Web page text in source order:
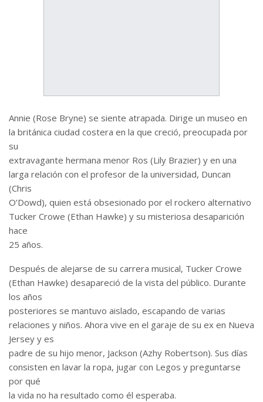
Annie (Rose Bryne) se siente atrapada. Dirige un museo en
la británica ciudad costera en la que creció, preocupada por
su
extravagante hermana menor Ros (Lily Brazier) y en una
larga relación con el profesor de la universidad, Duncan
(Chris
O’Dowd), quien está obsesionado por el rockero alternativo
Tucker Crowe (Ethan Hawke) y su misteriosa desaparición
hace
25 años.
Después de alejarse de su carrera musical, Tucker Crowe
(Ethan Hawke) desapareció de la vista del público. Durante
los años
posteriores se mantuvo aislado, escapando de varias
relaciones y niños. Ahora vive en el garaje de su ex en Nueva
Jersey y es
padre de su hijo menor, Jackson (Azhy Robertson). Sus días
consisten en lavar la ropa, jugar con Legos y preguntarse
por qué
la vida no ha resultado como él esperaba.